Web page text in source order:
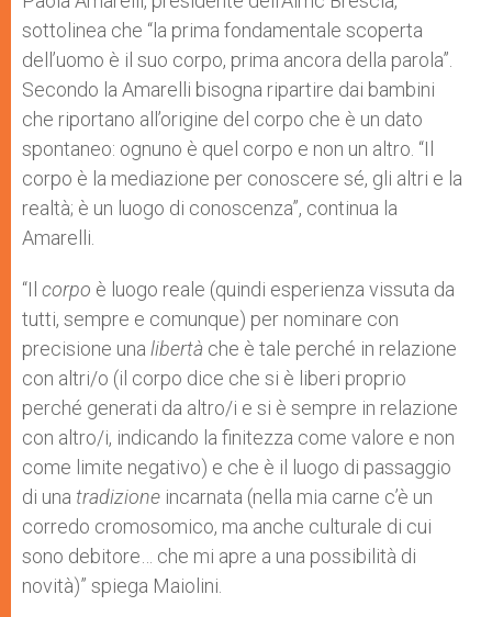
sottolinea che “la prima fondamentale scoperta
dell’uomo è il suo corpo, prima ancora della parola”.
Secondo la Amarelli bisogna ripartire dai bambini
che riportano all’origine del corpo che è un dato
spontaneo: ognuno è quel corpo e non un altro. “Il
corpo è la mediazione per conoscere sé, gli altri e la
realtà; è un luogo di conoscenza”, continua la
Amarelli.
“Il corpo è luogo reale (quindi esperienza vissuta da
tutti, sempre e comunque) per nominare con
precisione una libertà che è tale perché in relazione
con altri/o (il corpo dice che si è liberi proprio
perché generati da altro/i e si è sempre in relazione
con altro/i, indicando la finitezza come valore e non
come limite negativo) e che è il luogo di passaggio
di una tradizione incarnata (nella mia carne c’è un
corredo cromosomico, ma anche culturale di cui
sono debitore… che mi apre a una possibilità di
novità)” spiega Maiolini.